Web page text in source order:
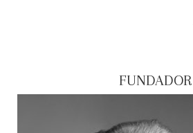
FUNDADOR